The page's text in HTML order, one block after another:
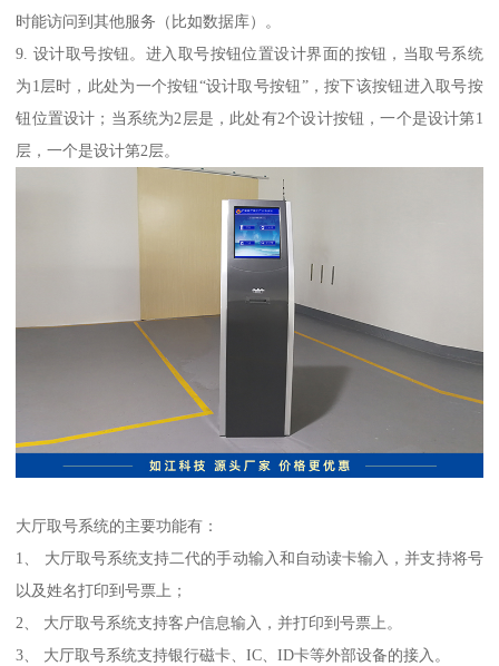
时能访问到其他服务（比如数据库）。
9. 设计取号按钮。进入取号按钮位置设计界面的按钮，当取号系统
为1层时，此处为一个按钮“设计取号按钮”，按下该按钮进入取号按
钮位置设计；当系统为2层是，此处有2个设计按钮，一个是设计第1
层，一个是设计第2层。
大厅取号系统的主要功能有：
1、 大厅取号系统支持二代的手动输入和自动读卡输入，并支持将号
以及姓名打印到号票上；
2、 大厅取号系统支持客户信息输入，并打印到号票上。
3、 大厅取号系统支持银行磁卡、IC、ID卡等外部设备的接入。